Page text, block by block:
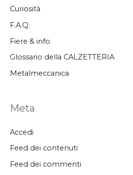
Curiosità
F.A.Q.
Fiere & info
Glossario della CALZETTERIA
Metalmeccanica
Meta
Accedi
Feed dei contenuti
Feed dei commenti